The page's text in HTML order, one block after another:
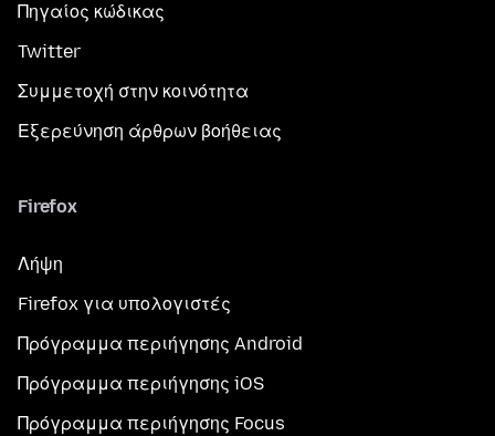
Πηγαίος κώδικας
Twitter
Συμμετοχή στην κοινότητα
Εξερεύνηση άρθρων βοήθειας
Firefox
Λήψη
Firefox για υπολογιστές
Πρόγραμμα περιήγησης Android
Πρόγραμμα περιήγησης iOS
Πρόγραμμα περιήγησης Focus